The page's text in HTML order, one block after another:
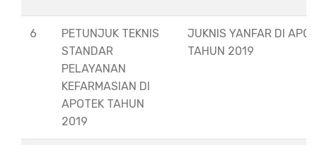
6
PETUNJUK TEKNIS
STANDAR
PELAYANAN
KEFARMASIAN DI
APOTEK TAHUN
2019
JUKNIS YANFAR DI
TAHUN 2019